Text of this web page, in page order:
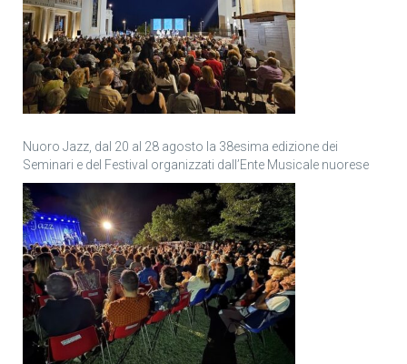
Nuoro Jazz, dal 20 al 28 agosto la 38esima edizione dei
Seminari e del Festival organizzati dall’Ente Musicale nuorese